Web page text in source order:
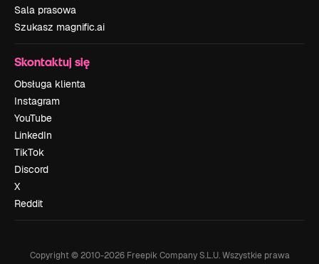
Sala prasowa
Szukasz magnific.ai
Skontaktuj się
Obsługa klienta
Instagram
YouTube
LinkedIn
TikTok
Discord
X
Reddit
Copyright © 2010-2026Freepik Company S.L.U. Wszystkie prawa